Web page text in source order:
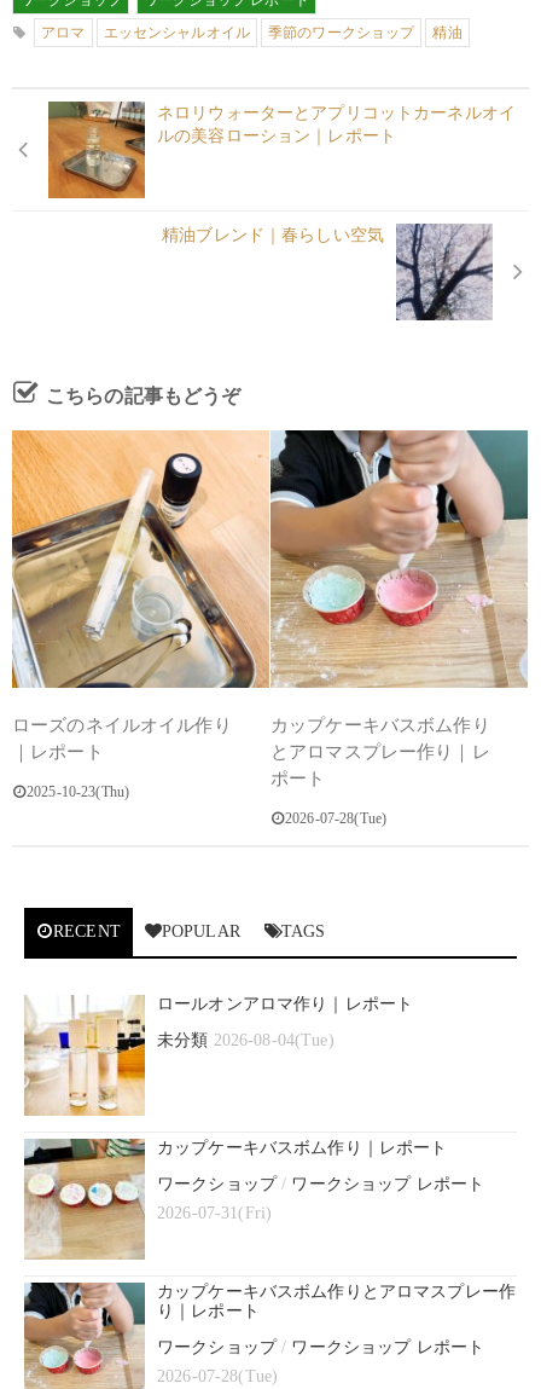
アロマ
エッセンシャルオイル 季節のワークショップ 精油
ネロリウォーターとアプリコットカーネルオイ
ルの美容ローション｜レポート
精油ブレンド｜春らしい空気
こちらの記事もどうぞ
ローズのネイルオイル作り
｜レポート
2025-10-23(Thu)
カップケーキバスボム作り
とアロマスプレー作り｜レ
ポート
2026-07-28(Tue)
RECENT POPULAR TAGS
ロールオンアロマ作り｜レポート
未分類 2026-08-04(Tue)
カップケーキバスボム作り｜レポート
ワークショップ/ ワークショップ レポート
2026-07-31(Fri)
カップケーキバスボム作りとアロマスプレー作
り｜レポート
ワークショップ/ ワークショップ レポート
2026-07-28(Tue)